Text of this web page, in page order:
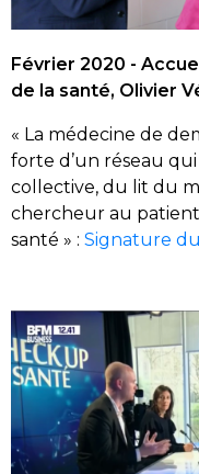
Février 2020 -
de la santé, Olivier
« La médecine de
forte d’un réseau
collective, du lit du
chercheur au
santé » : Signature